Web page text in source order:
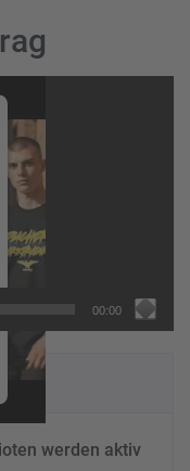
00:00
werden aktiv